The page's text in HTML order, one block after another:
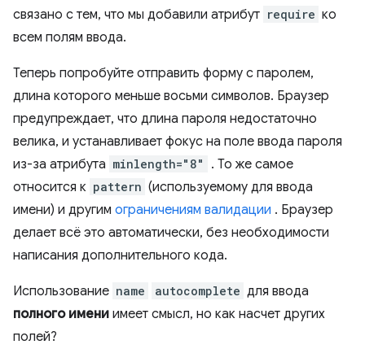
связано с тем, что мы добавили атрибут require ко
всем полям ввода.
Теперь попробуйте отправить форму с паролем,
длина которого меньше восьми символов. Браузер
предупреждает, что длина пароля недостаточно
велика, и устанавливает фокус на поле ввода пароля
из-за атрибута minlength="8"
. То же самое
относится к pattern (используемому для ввода
имени) и другим ограничениям валидации . Браузер
делает всё это автоматически, без необходимости
написания дополнительного кода.
Использование name autocomplete для ввода
полного имени имеет смысл, но как насчет других
полей?